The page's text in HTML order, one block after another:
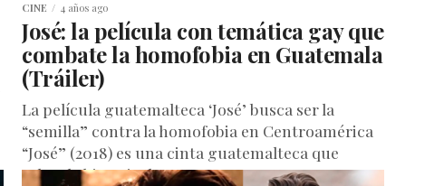
CINE 4 años ago
José: la película con temática gay que
combate la homofobia en Guatemala
(Tráiler)
La película guatemalteca ‘José’ busca ser la
“semilla” contra la homofobia en Centroamérica
“José” (2018) es una cinta guatemalteca que
relata la historia de amor entre...